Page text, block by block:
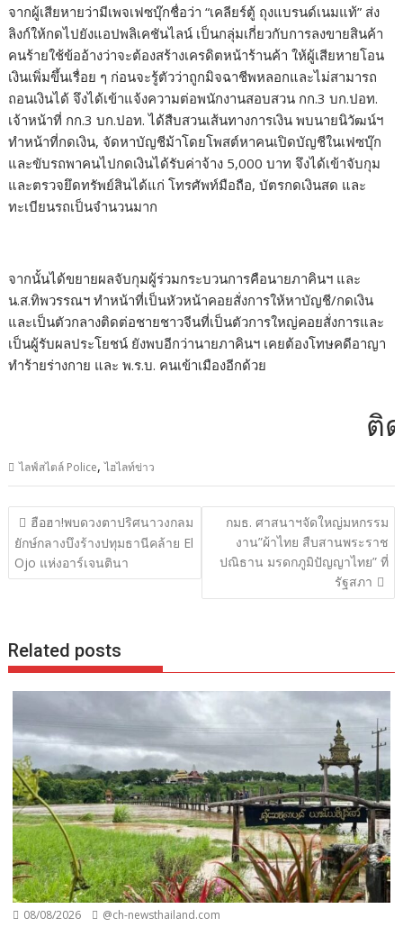
จากผู้เสียหายว่ามีเพจเฟซบุ๊กชื่อว่า “เคลียร์ตู้ ถุงแบรนด์เนมแท้” ส่ง
ลิงก์ให้กดไปยังแอปพลิเคชันไลน์ เป็นกลุ่มเกี่ยวกับการลงขายสินค้า
คนร้ายใช้ข้ออ้างว่าจะต้องสร้างเครดิตหน้าร้านค้า ให้ผู้เสียหายโอน
เงินเพิ่มขึ้นเรื่อย ๆ ก่อนจะรู้ตัวว่าถูกมิจฉาชีพหลอกและไม่สามารถ
ถอนเงินได้ จึงได้เข้าแจ้งความต่อพนักงานสอบสวน กก.3 บก.ปอท.
เจ้าหน้าที่ กก.3 บก.ปอท. ได้สืบสวนเส้นทางการเงิน พบนายนิวัฒน์ฯ
ทำหน้าที่กดเงิน, จัดหาบัญชีม้าโดยโพสต์หาคนเปิดบัญชีในเฟซบุ๊ก
และขับรถพาคนไปกดเงินได้รับค่าจ้าง 5,000 บาท จึงได้เข้าจับกุม
และตรวจยึดทรัพย์สินได้แก่ โทรศัพท์มือถือ, บัตรกดเงินสด และ
ทะเบียนรถเป็นจำนวนมาก
จากนั้นได้ขยายผลจับกุมผู้ร่วมกระบวนการคือนายภาคินฯ และ
น.ส.ทิพวรรณฯ ทำหน้าที่เป็นหัวหน้าคอยสั่งการให้หาบัญชี/กดเงิน
และเป็นตัวกลางติดต่อชายชาวจีนที่เป็นตัวการใหญ่คอยสั่งการและ
เป็นผู้รับผลประโยชน์ ยังพบอีกว่านายภาคินฯ เคยต้องโทษคดีอาญา
ทำร้ายร่างกาย และ พ.ร.บ. คนเข้าเมืองอีกด้วย
ติดต่
ไลฟ์สไตล์ Police,ไฮไลท์ข่าว
แนะแนว
เรื่อง
ฮือฮา!พบดวงตาปริศนาวงกลม
ยักษ์กลางบึงร้างปทุมธานีคล้าย El
Ojo แห่งอาร์เจนตินา
กมธ. ศาสนาฯจัดใหญ่มหกรรม
งาน”ผ้าไทย สืบสานพระราช
ปณิธาน มรดกภูมิปัญญาไทย” ที่
รัฐสภา
Related posts
08/08/2026 @ch-newsthailand.com